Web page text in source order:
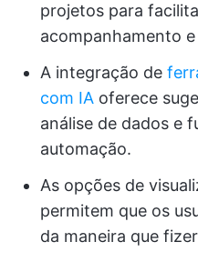
projetos para
acompanhamento
A integração de
com IA oferece
análise de dados e
automação.
As opções de
permitem que os
da maneira que